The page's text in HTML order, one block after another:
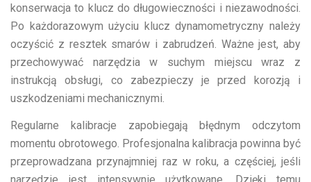
konserwacja to klucz do długowieczności i niezawodności.
Po każdorazowym użyciu klucz dynamometryczny należy
oczyścić z resztek smarów i zabrudzeń. Ważne jest, aby
przechowywać narzędzia w suchym miejscu wraz z
instrukcją obsługi, co zabezpieczy je przed korozją i
uszkodzeniami mechanicznymi.
Regularne kalibracje zapobiegają błędnym odczytom
momentu obrotowego. Profesjonalna kalibracja powinna być
przeprowadzana przynajmniej raz w roku, a częściej, jeśli
narzędzie jest intensywnie użytkowane. Dzięki temu